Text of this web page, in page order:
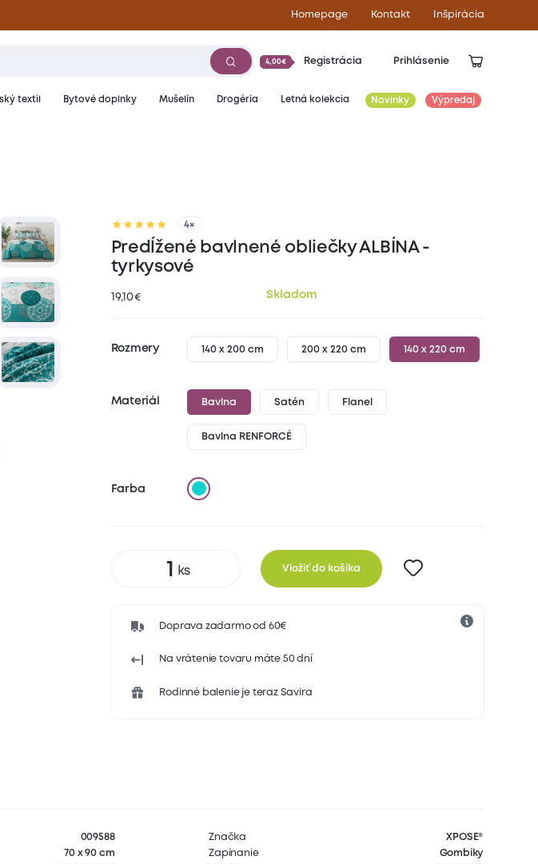
Homepage Kontakt Inšpirácia
4,00€ Registrácia Prihlásenie
textil Bytové doplnky Mušelín Drogéria Letná kolekcia Novinky Výpredaj
4×
Predĺžené bavlnené obliečky ALBÍNA -
tyrkysové
19,10 € Skladom
Rozmery 140 x 200 cm 200 x 220 cm 140 x 220 cm
Materiál Bavlna Satén Flanel
Bavlna RENFORCÉ
Farba
Vložiť do košíka
Doprava zadarmo od 60€
Na vrátenie tovaru máte 50 dní
Rodinné balenie je teraz Savira
009588
70 x 90 cm
Značka
XPOSE®
Zapínanie
Gombíky